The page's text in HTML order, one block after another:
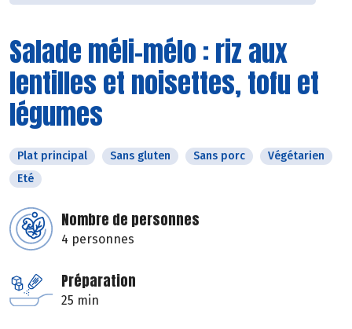
Salade méli-mélo : riz aux
lentilles et noisettes, tofu et
légumes
Plat principal Sans gluten Sans porc
Végétarien
Eté
Nombre de personnes
4 personnes
Préparation
25 min